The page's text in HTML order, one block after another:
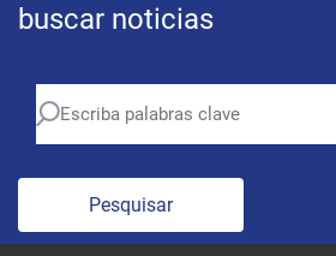
buscar noticias
Pesquisar